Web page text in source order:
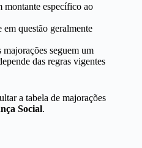
montante específico ao
em questão geralmente
majorações seguem um
das regras vigentes
a tabela de majorações
Social.